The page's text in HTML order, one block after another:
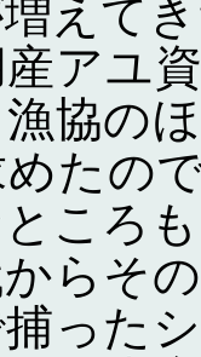
えて
アユ
協の
たの
ころ
らそ
った